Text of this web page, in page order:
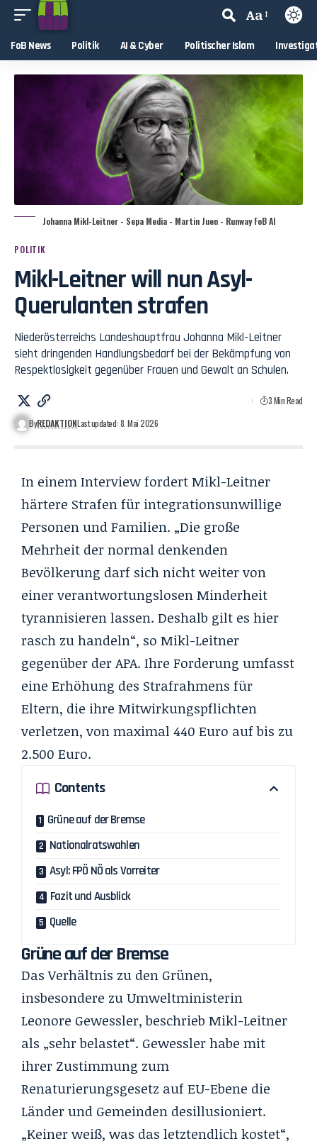
Aa
FoB News Politik AI & Cyber Politischer Islam
Johanna Mikl-Leitner - Sepa Media - Martin Juen - Runway FoB AI
POLITIK
Mikl-Leitner will nun Asyl-
Querulanten strafen
Niederösterreichs Landeshauptfrau Johanna Mikl-Leitner
sieht dringenden Handlungsbedarf bei der Bekämpfung von
Respektlosigkeit gegenüber Frauen und Gewalt an Schulen.
ByREDAKTIONLast updated: 8. Mai 2026
3 Min Read
In einem Interview fordert Mikl-Leitner
härtere Strafen für integrationsunwillige
Personen und Familien. „Die große
Mehrheit der normal denkenden
Bevölkerung darf sich nicht weiter von
einer verantwortungslosen Minderheit
tyrannisieren lassen. Deshalb gilt es hier
rasch zu handeln“, so Mikl-Leitner
gegenüber der APA. Ihre Forderung umfasst
eine Erhöhung des Strafrahmens für
Eltern, die ihre Mitwirkungspflichten
verletzen, von maximal 440 Euro auf bis zu
2.500 Euro.
Contents
Grüne auf der Bremse
Nationalratswahlen
Asyl: FPÖ NÖ als Vorreiter
Fazit und Ausblick
Quelle
Grüne auf der Bremse
Das Verhältnis zu den Grünen,
insbesondere zu Umweltministerin
Leonore Gewessler, beschrieb Mikl-Leitner
als „sehr belastet“. Gewessler habe mit
ihrer Zustimmung zum
Renaturierungsgesetz auf EU-Ebene die
Länder und Gemeinden desillusioniert.
„Keiner weiß, was das letztendlich kostet“,